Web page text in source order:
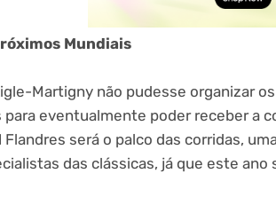
Mundiais
Martigny não pudesse organizar
para eventualmente poder receber a
Flandres será o palco das corridas,
das clássicas, já que este ano